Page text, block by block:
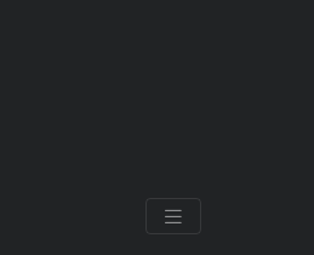
3 resultados